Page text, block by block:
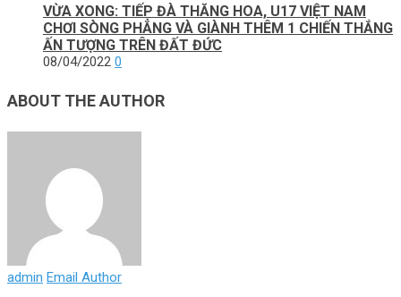
VỪA XONG: TIẾP ĐÀ THĂNG HOA, U17 VIỆT NAM
CHƠI SÒNG PHẲNG VÀ GIÀNH THÊM 1 CHIẾN THẮNG
ẤN TƯỢNG TRÊN ĐẤT ĐỨC
08/04/2022 0
ABOUT THE AUTHOR
admin Email Author